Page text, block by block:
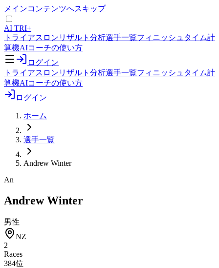
メインコンテンツへスキップ
AI TRI+
トライアスロンリザルト分析選手一覧フィニッシュタイム計
算機AIコーチの使い方
ログイン
トライアスロンリザルト分析選手一覧フィニッシュタイム計
算機AIコーチの使い方
ログイン
ホーム
選手一覧
Andrew Winter
An
Andrew Winter
男性
NZ
2
Races
384位